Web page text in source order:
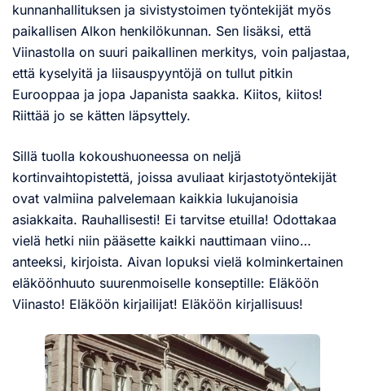
kunnanhallituksen ja sivistystoimen työntekijät myös
paikallisen Alkon henkilökunnan. Sen lisäksi, että
Viinastolla on suuri paikallinen merkitys, voin paljastaa,
että kyselyitä ja liisauspyyntöjä on tullut pitkin
Eurooppaa ja jopa Japanista saakka. Kiitos, kiitos!
Riittää jo se kätten läpsyttely.
Sillä tuolla kokoushuoneessa on neljä
kortinvaihtopistettä, joissa avuliaat kirjastotyöntekijät
ovat valmiina palvelemaan kaikkia lukujanoisia
asiakkaita. Rauhallisesti! Ei tarvitse etuilla! Odottakaa
vielä hetki niin pääsette kaikki nauttimaan viino…
anteeksi, kirjoista. Aivan lopuksi vielä kolminkertainen
eläköönhuuto suurenmoiselle konseptille: Eläköön
Viinasto! Eläköön kirjailijat! Eläköön kirjallisuus!